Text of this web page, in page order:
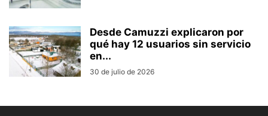
Desde Camuzzi explicaron por
qué hay 12 usuarios sin servicio
en...
30 de julio de 2026